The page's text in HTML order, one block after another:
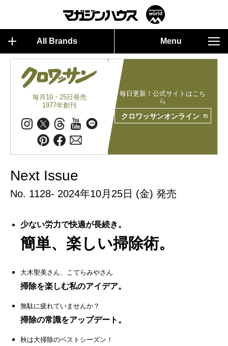
All Brands Menu
毎月10・25日発売
1977年創刊
毎日更新！公式サイトはこち
ら
クロワッサンオンライン
Next Issue
No. 1128- 2024年10月25日 (金) 発売
少ない労力で快適が長続き。
簡単、楽しい掃除術。
大木聖美さん、こてらみやさん
掃除を楽しむ私のアイデア。
無駄に疲れていませんか？
掃除の常識をアップデート。
秋は大掃除のベストシーズン！